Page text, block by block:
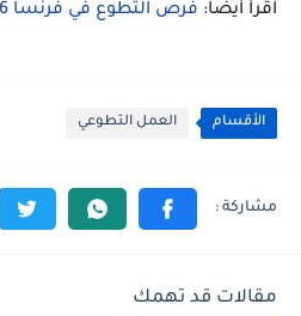
اقرأ أيضًا: فرص التطوع في فرنسا 2026
الأقسام العمل التطوعي
مقالات قد تهمك